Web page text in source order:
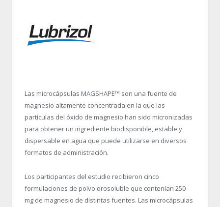
Las microcápsulas MAGSHAPE™ son una fuente de
magnesio altamente concentrada en la que las
partículas del óxido de magnesio han sido micronizadas
para obtener un ingrediente biodisponible, estable y
dispersable en agua que puede utilizarse en diversos
formatos de administración.
Los participantes del estudio recibieron cinco
formulaciones de polvo orosoluble que contenían 250
mg de magnesio de distintas fuentes. Las microcápsulas